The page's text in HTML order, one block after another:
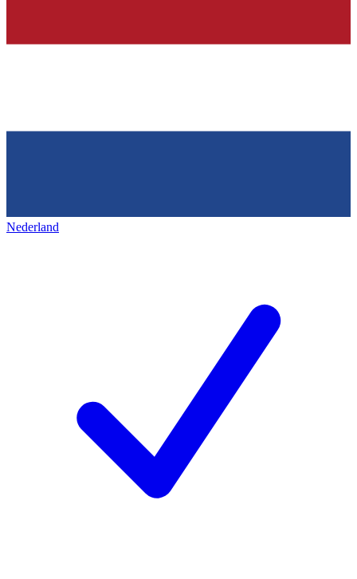
Nederland